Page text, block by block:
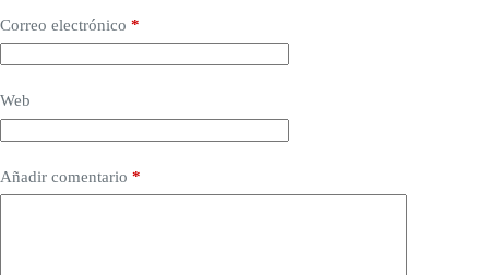
Correo electrónico *
Web
Añadir comentario *